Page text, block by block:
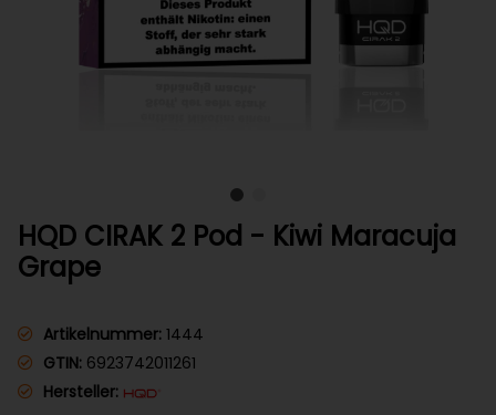
HQD CIRAK 2 Pod - Kiwi Maracuja
Grape
Artikelnummer: 1444
GTIN: 6923742011261
Hersteller: